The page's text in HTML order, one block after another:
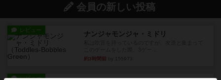
会員の新しい投稿
レビュー ナンジャモンジャ・ミドリ
約3時間前
レビュー